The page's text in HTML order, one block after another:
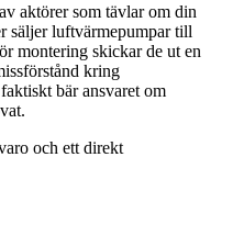
aktörer som tävlar om din
säljer luftvärmepumpar till
montering skickar de ut en
kring
bär ansvaret om
och ett direkt